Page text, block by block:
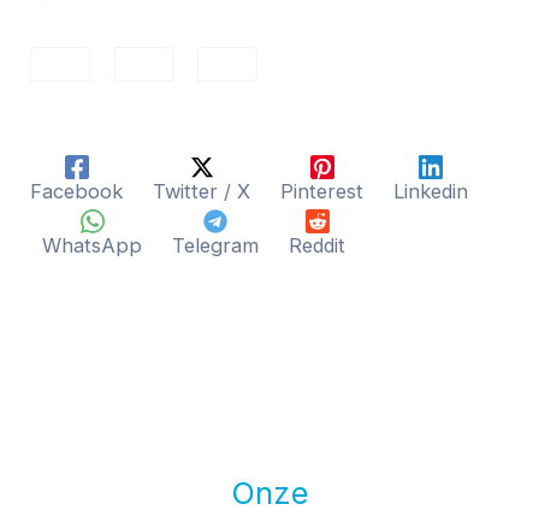
Facebook Twitter / X Pinterest Linkedin
WhatsApp Telegram Reddit
Onze